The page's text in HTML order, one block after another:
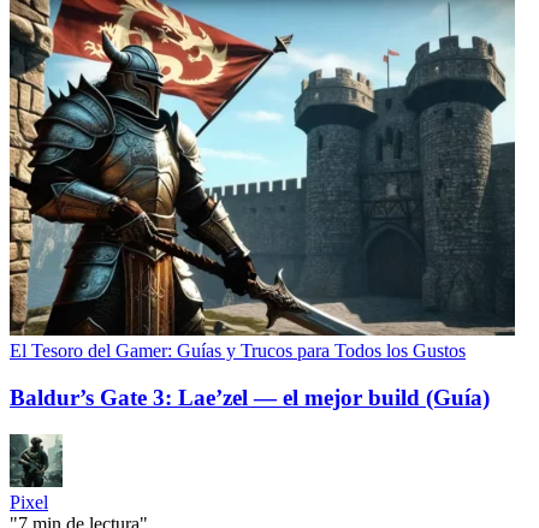
El Tesoro del Gamer: Guías y Trucos para Todos los Gustos
Baldur’s Gate 3: Lae’zel — el mejor build (Guía)
Pixel
"7 min de lectura"